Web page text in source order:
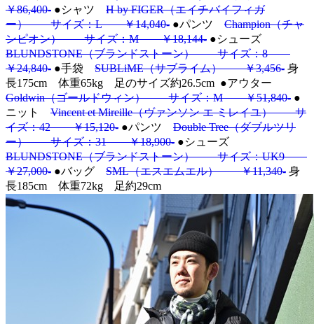
￥86,400- ●シャツ H by FIGER（エイチバイフィガ
ー） サイズ：L ￥14,040- ●パンツ Champion（チャ
ンピオン） サイズ：M ￥18,144- ●シューズ
BLUNDSTONE（ブランドストーン） サイズ：8
￥24,840- ●手袋 SUBLiME（サブライム） ￥3,456- 身
長175cm 体重65kg 足のサイズ約26.5cm ●アウター
Goldwin（ゴールドウィン） サイズ：M ￥51,840- ●
ニット Vincent et Mireille（ヴァンソン エ ミレイユ） サ
イズ：42 ￥15,120- ●パンツ Double Tree（ダブルツリ
ー） サイズ：31 ￥18,900- ●シューズ
BLUNDSTONE（ブランドストーン） サイズ：UK9
￥27,000- ●バッグ SML（エスエムエル） ￥11,340- 身
長185cm 体重72kg 足約29cm